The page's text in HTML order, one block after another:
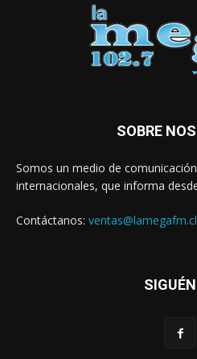
SOBRE
Somos un medio de
internacionales, que informa
Contáctanos: ventas@lamegafm.cl